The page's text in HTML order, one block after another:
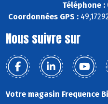
Téléphone :
Coordonnées GPS :
Nous suivre sur
Votre magasin Frequence